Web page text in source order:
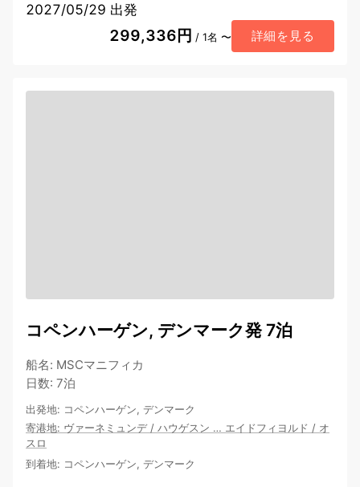
2027/05/29 出発
299,336円 / 1名 〜 詳細を見る
コペンハーゲン, デンマーク発 7泊
船名: MSCマニフィカ
日数: 7泊
出発地: コペンハーゲン, デンマーク
寄港地: ヴァーネミュンデ/ ハウゲスン … エイドフィヨルド / オ
スロ
到着地: コペンハーゲン, デンマーク